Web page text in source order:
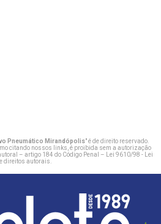
Pneumático Mirandópolis" é de direito reservado.
citando nossos links, é proibida sem a autorização
– artigo 184 do Código Penal –
Lei 9610/98 - Lei
direitos autorais